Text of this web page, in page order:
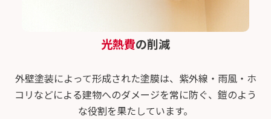
光熱費の削減
外壁塗装によって形成された塗膜は、紫外線・雨風・ホ
コリなどによる建物へのダメージを常に防ぐ、 鎧のよう
な役割を果たしています。